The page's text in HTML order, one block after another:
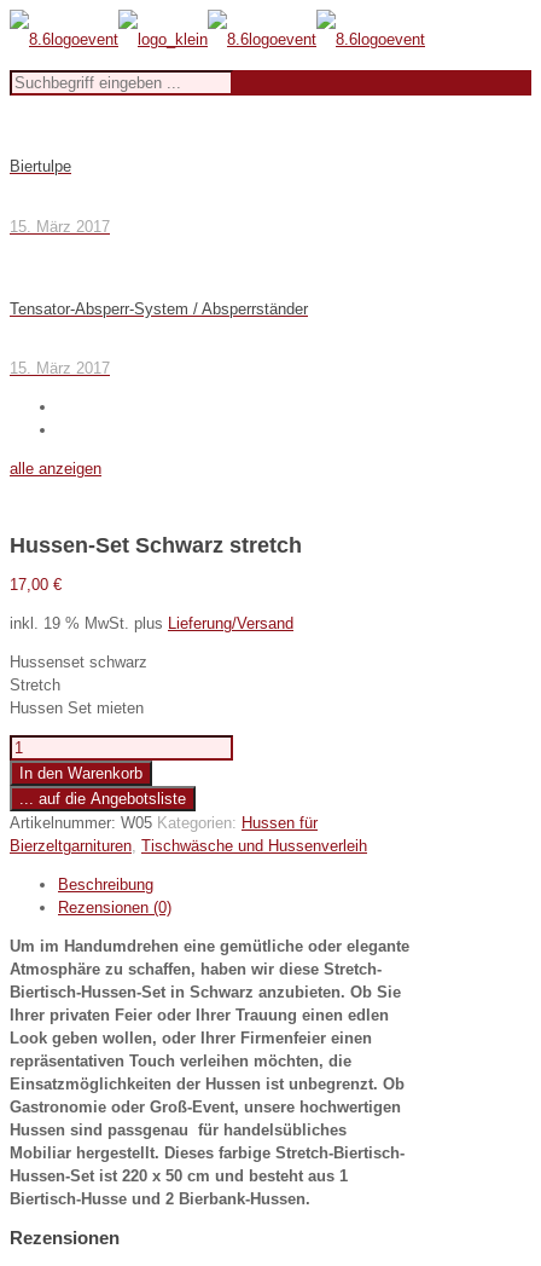
Biertulpe
15. März 2017
Tensator-Absperr-System / Absperrständer
15. März 2017
alle anzeigen
Hussen-Set Schwarz stretch
17,00 €
inkl. 19 % MwSt. plus Lieferung/Versand
Hussenset schwarz
Stretch
Hussen Set mieten
Hussen-
Set
Schwarz
stretch
Menge
In den Warenkorb
... auf die Angebotsliste
Artikelnummer: W05 Kategorien: Hussen für
Bierzeltgarnituren, Tischwäsche und Hussenverleih
Beschreibung
Rezensionen (0)
Um im Handumdrehen eine gemütliche oder elegante
Atmosphäre zu schaffen, haben wir diese Stretch-
Biertisch-Hussen-Set in Schwarz anzubieten. Ob Sie
Ihrer privaten Feier oder Ihrer Trauung einen edlen
Look geben wollen, oder Ihrer Firmenfeier einen
repräsentativen Touch verleihen möchten, die
Einsatzmöglichkeiten der Hussen ist unbegrenzt. Ob
Gastronomie oder Groß-Event, unsere hochwertigen
Hussen sind passgenau für handelsübliches
Mobiliar hergestellt. Dieses farbige Stretch-Biertisch-
Hussen-Set ist 220 x 50 cm und besteht aus 1
Biertisch-Husse und 2 Bierbank-Hussen.
Rezensionen